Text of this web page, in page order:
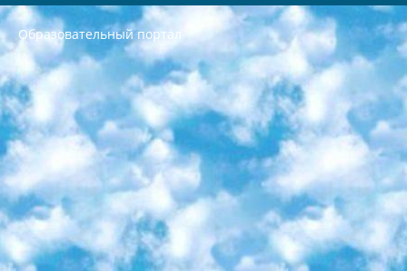
Образовательный портал
РЕСПУБЛИКА УЗБЕКИСТАН МИНИСТРЕРСТВО ДОШКОЛЬНОГО И ШКОЛЬНОГО ОБРАЗОВАНИЯ КОМАНДА в общеобразовательных учреждениях в 2023-2024 учебном году организация и проведение итоговой государственной аттестации обучающихся о Министра дошкольного и школьного образования Республики Узбекистан от 4 марта 2008 года (постановлением Минюста от 20 марта 2008 года № 1778 государственной регистрации) «Итоговое состояние учащихся общего среднего образования на основании положения об утверждении положения об аттестации общего среднего образования выпускной экзамен студентов в образовательных учреждениях в 2023-2024 учебном году В целях организации и прохождения аттестации приказываю: 1. Следующее: перечень предметов, по которым будет проводиться итоговая государственная аттестация и экзамен формы перевода согласно приложению 1; сертификаты международного образца, оценивающие уровень владения иностранными языками перечень согласно приложению 2; 2. Педагогический при специализированных образовательных учреждениях. научно-практический центр квалификации и международной оценки (Д.Давидова) 2024 г. До 25 марта: задания по предметам, по которым будет проводиться итоговая аттестация разработка и утверждение технических условий; итоговая аттестация на основании разработанного предметного задания разработка вопросов по предметам (устно и письменно), экзамен передача; общеобразовательные средние школы и специальные учебные заведения учащиеся выпускных классов школ и интернатов в агентской системе подготовка базы данных экзаменационных материалов и критериев оценки; перевод базы экзаменационных материалов на все языки обучения подать в Республиканский образовательный центр для изготовления; варианты экзаменов на основе разработанных контрольных материалов пусть будут поставлены задачи формирования. 3. Республиканский образовательный центр (Ш.Худайкулов) до 5 апреля 2024 года. до: база данных предоставленных экзаменационных материалов на все языки обучения перевод и экспертиза; для слепых, слабовидящих, глухих, слабослышащих и умственно отсталых детей учащиеся выпускных классов специализированных школ и школ-интернатов база данных экзаменационных материалов на всех преподаваемых языках подготовка критериев оценки; специализированные школы для умственно отсталых детей и технологии для учащихся выпускных классов школ-интернатов разработка соответствующих рекомендаций и критериев проведения ЕГЭ по естествознанию давать задания. 4. Педагогический при специализированных образовательных учреждениях. Научно-практический центр навыков и международной оценки (Д.Давидова), Республика образовательный центр (Худайкулов Ш.) итоговый государственный аттестационный экзамен ориентирован на творческое и логическое мышление при подготовке базы материалов учитывать введение заданий. 5. Следует отметить, что: сертификат государственного образца о знании общеобразовательного предмета и как минимум национальный уровень B1 по предметам на иностранных языках, указанным в Приложении 2. или международно признанный сертификат эквивалентного уровня студенты, изучающие определенный предмет, освобождаются от экзамена; по соответствующим предметам запланирована итоговая государственная аттестация за день до дня, путем жеребьевки Рабочей группой (в письменной форме по предметам, проводимым в форме) из числа сформированных вариантов выбрано 2 варианта; 2 выбранных варианта экзамена анонсированы на официальном сайте министерства и все выпускники по всей стране на основе этих вариантов проводит итоговую государственную аттестацию. 6. Государственное образование учащихся средних общеобразовательных учреждений. знания в соответствии с квалификационными требованиями, которые необходимо приобрести на основании стандартов итоговый (выпускной) контроль для 9 и 11 классов в целях тестирования Экзамены (далее – экзамены) состоят из предметов, перечисленных в приложении 1. будет сделано. 7. Экзамены пройдут с 26 мая по 15 июня 2024 г. (кроме науки физического воспитания). 8. Физическая для учащихся 9 классов общесредних образовательных учреждений. Экзамены по предмету «Образование, квалификация медицина» 1-6 мая 2024 года. сотрудники перевести под присмотр (с отклонениями в физическом или умственном развитии) специализированная школа для детей, школы-интернаты и со сколиозом школы-интернаты санаторного типа для больных детей исключены). 9. Он был слепым, слабовидящим и имел нарушения опорно-двигательного аппарата. экзамены в специализированных школах и интернатах для детей должны проводиться исходя из требований, предъявляемых к общеобразовательным учреждениям (физкультура кроме науки). 10. Специализированная школа для глухих и слабослышащих детей. и экзамены в интернатах и быть реализован в виде письменного теста по математике. 11. Специальность для умственно отсталых детей. Для 9 класса Родной язык и литературное письмо Государственный язык (язык обучения – узбекский). для неклассов) написано Математическое письмо Письменная/устная история Узбекистана Физическое воспитание практично Итоговый контроль Для 11 класса Написание родного языка и литературы (эссе) Математическое письмо Узбекский язык (обучение на узбекском языке) не посещающее общее среднее образование для учреждений)/Образовательное учреждение выбор письменный и устный Иностранный язык письменный/устный Письменная/устная история Узбекистана *По выбору студента:  Химия  Физика  Основы государственного права  География 10 бесплатных образовательных ресурсов - Мы составили подборку онлайн-проектов с интерактивными упражнениями, видеолекциями и статьями. Они помогут вам обрести новые и освежить старые знания бесплатно. 1. «ИНТУИТ» Старейшая образовательная площадка Рунета. Здесь вы найдёте сотни текстовых и видеокурсов на десятки различных тем — от программирования до психологии. Многие курсы подготовлены российскими университетами и крупными международными компаниями вроде Intel и Microsoft. Самостоятельное обучение бесплатное, но желающие могут оплатить услуги персональных наставников. 2. «Смартия» знакомит с актуальными профессиями и подсказывает, как им обучаться. Выбрав заинтересовавшую вас специальность — SMM-специалист, фотограф, веб-дизайнер или другую, — увидите список необходимых для неё умений. Чтобы вы могли освоить их самостоятельно, для каждого умения площадка отображает подборку ссылок на учебные материалы. Хотя «Смартия» ориентируется на русскоязычную аудиторию, часть контента всё же доступна только на английском. 3. «Лекторий Физтеха» Проект Московского физико-технического института (Физтеха). С его помощью вы можете смотреть онлайн серии лекций, записанные на видео в этом вузе. В числе доступных предметов — физика, биология, химия, информационные технологии и другие. К некоторым лекциям администрация ресурса прилагает готовые конспекты, которые можно скачивать в PDF-формате. 4. ITMOcourses Онлайн-площадка Санкт-Петербургского национального исследовательского университета информационных технологий, механики и оптики (ИТМО). Ресурс предоставляет свободный доступ к курсам, разработанным в этом вузе. Каталог материалов разбит на четыре категории: «Оптические системы и технологии», «Приборостроение и робототехника», «Информационные технологии» и «Биотехнологии». Курсы состоят из видеолекций, интерактивных демонстраций и заданий. 5. «КиберЛенинка» Электронная научная библиотека открытого доступа. Каталог площадки регулярно обрастает текстами статей из различных научных изданий. Сгруппированные по журналам и рубрикам публикации можно читать онлайн или скачивать целиком в PDF-формате. Проект нацелен на популяризацию науки за счёт открытого доступа к качественной информации. 6. «ПостНаука» На этом ресурсе публикуют подборки видеолекций, составленные экспертами из разных отраслей и объединённые общими темами. Среди них, к примеру, есть серии «Биоинформатика и геномика», «Культура средневековой Скандинавии» и Cinema Studies о теории кино. Каждая подборка лекций — логически связанная история, рассказанная экспертом от первого лица. Кроме того, на сайте появляются научно-образовательные статьи и тесты на разные темы. 7. «Newочём» Команда проекта «Newочём» отбирает самые интересные тексты из англоязычных СМИ и переводит те из них, за которые голосуют участники сообщества «ВКонтакте». По большей части это научно-популярные статьи. Редакторы придумывают лишь заголовки, в остальном содержание переводов соответствует оригиналам. Полные тексты можно читать прямо в социальной сети. 8. InternetUrok Онлайн-база материалов по основным дисциплинам школьной программы. Информация на сайте структурирована по классам, предметам и темам (урокам). Каждый урок состоит из видеолекций и конспектов. Есть также интерактивные тренажёры и тесты для закрепления пройденного материала. Даже если вы давно окончили школу, возможность повторить программу старших классов всегда может пригодиться. 9. Edutainme Ещё один ресурс об образовании. В отличие от Newtonew, как мне кажется, Edutainme больше ориентируется на представителей индустрии: педагогов, предпринимателей, разработчиков образовательных проектов. Но и любой, кто просто стремится к саморазвитию, найдёт на сайте много полезного и интересного для себя. Например, информацию о новых курсах и образовательных сервисах. 10. Newtonew Онлайн-медиа об образовании и обучении в широком смысле. Авторы Newtonew пишут об инструментах, заведениях, тактиках и стратегиях, которые помогают учить других и получать новые знания самостоятельно. На этой площадке вы найдёте новости, обзоры, аналитические мат